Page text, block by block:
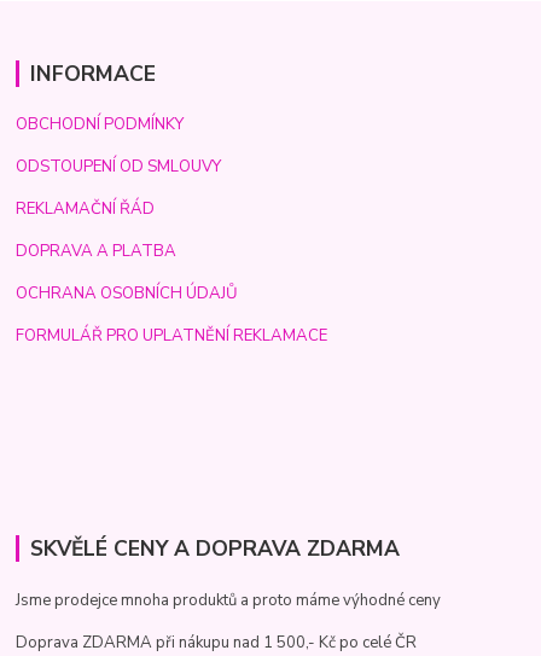
INFORMACE
OBCHODNÍ PODMÍNKY
ODSTOUPENÍ OD SMLOUVY
REKLAMAČNÍ ŘÁD
DOPRAVA A PLATBA
OCHRANA OSOBNÍCH ÚDAJŮ
FORMULÁŘ PRO UPLATNĚNÍ REKLAMACE
SKVĚLÉ CENY A DOPRAVA ZDARMA
Jsme prodejce mnoha produktů a proto máme výhodné ceny
Doprava ZDARMA při nákupu nad 1 500,- Kč po celé ČR